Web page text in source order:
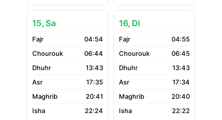
15, Sa
04:54
06:44
13:43
17:35
20:41
22:24
16, Di
04:55
06:45
13:43
17:34
20:40
22:22